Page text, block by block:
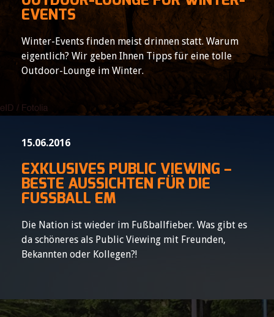
EVENTS
Winter-Events finden meist drinnen statt. Warum
eigentlich? Wir geben Ihnen Tipps für eine tolle
Outdoor-Lounge im Winter.
15.06.2016
EXKLUSIVES PUBLIC VIEWING –
BESTE AUSSICHTEN FÜR DIE
FUSSBALL EM
Die Nation ist wieder im Fußballfieber. Was gibt es
da schöneres als Public Viewing mit Freunden,
Bekannten oder Kollegen?!